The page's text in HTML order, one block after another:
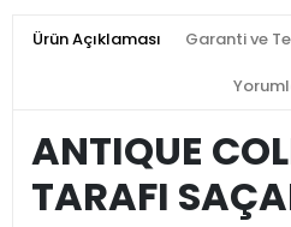
Ürün Açıklaması Garanti ve
ANTIQUE
TARAFI